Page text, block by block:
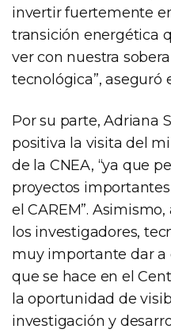
invertir fuertemente
transición energética
ver con nuestra
tecnológica”, aseguró
Por su parte, Adriana
positiva la visita del
de la CNEA, “ya que
proyectos
el CAREM”.
los investigadores,
muy importante dar a
que se hace en el
la oportunidad de
investigación y